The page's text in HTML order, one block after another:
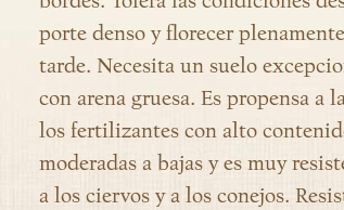
porte denso y florecer
tarde. Necesita un suelo
con arena gruesa. Es propensa a
los fertilizantes con alto
moderadas a bajas y es muy
a los ciervos y a los conejos.